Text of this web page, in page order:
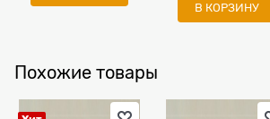
В КОРЗИНУ
Похожие товары